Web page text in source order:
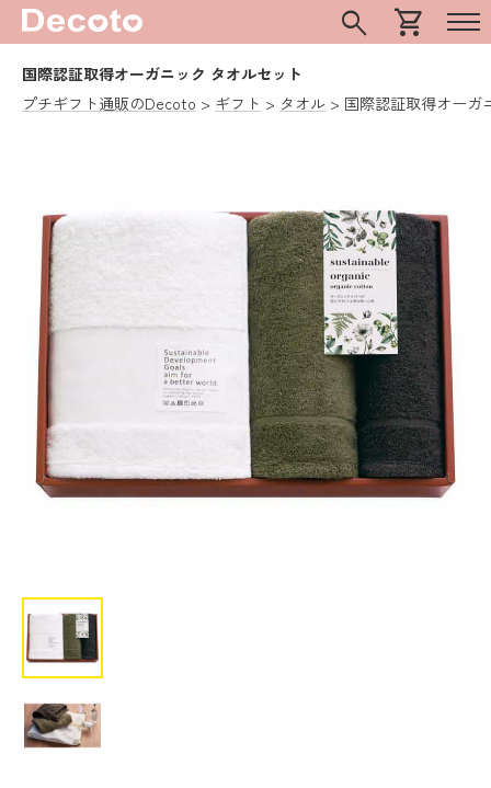
search shopping_cart
国際認証取得オーガニック タオルセット
プチギフト通販のDecoto
ギフト タオル 国際認証取得オーガ